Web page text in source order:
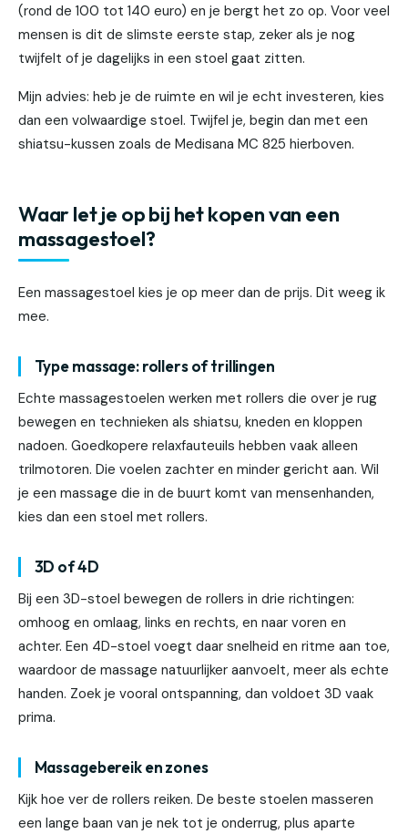
(rond de 100 tot 140 euro) en je bergt het zo op. Voor veel
mensen is dit de slimste eerste stap, zeker als je nog
twijfelt of je dagelijks in een stoel gaat zitten.
Mijn advies: heb je de ruimte en wil je echt investeren, kies
dan een volwaardige stoel. Twijfel je, begin dan met een
shiatsu-kussen zoals de Medisana MC 825 hierboven.
Waar let je op bij het kopen van een
massagestoel?
Een massagestoel kies je op meer dan de prijs. Dit weeg ik
mee.
Type massage: rollers of trillingen
Echte massagestoelen werken met rollers die over je rug
bewegen en technieken als shiatsu, kneden en kloppen
nadoen. Goedkopere relaxfauteuils hebben vaak alleen
trilmotoren. Die voelen zachter en minder gericht aan. Wil
je een massage die in de buurt komt van mensenhanden,
kies dan een stoel met rollers.
3D of 4D
Bij een 3D-stoel bewegen de rollers in drie richtingen:
omhoog en omlaag, links en rechts, en naar voren en
achter. Een 4D-stoel voegt daar snelheid en ritme aan toe,
waardoor de massage natuurlijker aanvoelt, meer als echte
handen. Zoek je vooral ontspanning, dan voldoet 3D vaak
prima.
Massagebereik en zones
Kijk hoe ver de rollers reiken. De beste stoelen masseren
een lange baan van je nek tot je onderrug, plus aparte